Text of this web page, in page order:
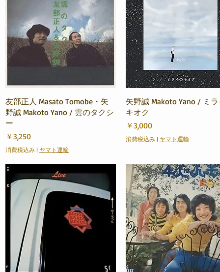
クイックビュー
友部正人 Masato Tomobe・矢
野誠 Makoto Yano / 雲のタクシ
ー
価格
￥3,250
消費税込み | ヤマト運輸
クイックビュー
矢野誠 Makoto Yano / ミ
キオク
価格
￥3,000
消費税込み| ヤマト運輸